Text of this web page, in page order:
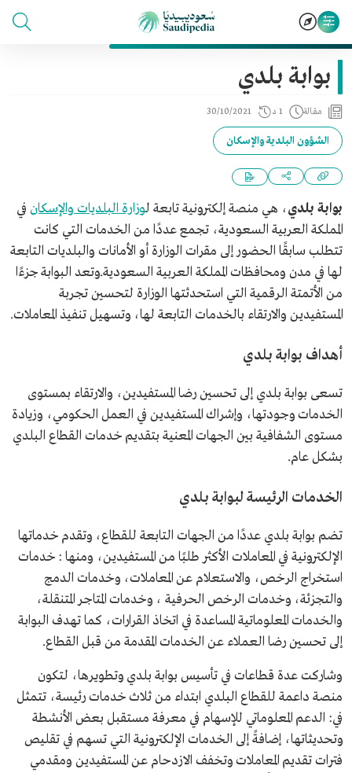
بوابة بلدي
مقالة 1 د 30/10/2021
الشؤون البلدية والإسكان
بوابة بلدي، هي منصة إلكترونية تابعة لوزارة البلديات والإسكان في
المملكة العربية السعودية، تجمع عددًا من الخدمات التي كانت
تتطلب سابقًا الحضور إلى مقرات الوزارة أو الأمانات والبلديات التابعة
لها في مدن ومحافظات المملكة العربية السعودية.وتعد البوابة جزءًا
من الأتمتة الرقمية التي استحدثتها الوزارة لتحسين تجربة
المستفيدين والارتقاء بالخدمات التابعة لها، وتسهيل تنفيذ المعاملات.
أهداف بوابة بلدي
تسعى بوابة بلدي إلى تحسين رضا المستفيدين، والارتقاء بمستوى
الخدمات وجودتها، وإشراك المستفيدين في العمل الحكومي، وزيادة
مستوى الشفافية بين الجهات المعنية بتقديم خدمات القطاع البلدي
بشكل عام.
الخدمات الرئيسة لبوابة بلدي
تضم بوابة بلدي عددًا من الجهات التابعة للقطاع، وتقدم خدماتها
الإلكترونية في المعاملات الأكثر طلبًا من المستفيدين، ومنها : خدمات
استخراج الرخص، والاستعلام عن المعاملات، وخدمات الدمج
والتجزئة، وخدمات الرخص الحرفية ، وخدمات المتاجر المتنقلة،
والخدمات المعلوماتية المساعدة في اتخاذ القرارات، كما تهدف البوابة
إلى تحسين رضا العملاء عن الخدمات المقدمة من قبل القطاع.
وشاركت عدة قطاعات في تأسيس بوابة بلدي وتطويرها، لتكون
منصة داعمة للقطاع البلدي ابتداء من ثلاث خدمات رئيسة، تتمثل
في: الدعم المعلوماتي للإسهام في معرفة مستقبل بعض الأنشطة
وتحديثاتها، إضافةً إلى الخدمات الإلكترونية التي تسهم في تقليص
فترات تقديم المعاملات وتخفف الازدحام عن المستفيدين ومقدمي